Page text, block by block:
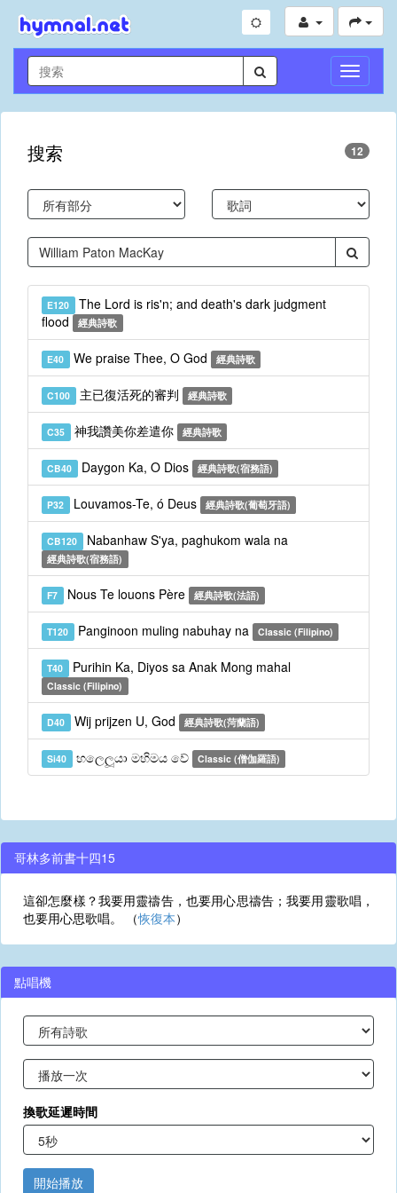
切
換
導
搜索 12
E120 The Lord is ris'n; and death's dark judgment
flood
經典詩歌
E40 We praise Thee, O God 經典詩歌
C100 主已復活死的審判 經典詩歌
C35 神我讚美你差遣你 經典詩歌
CB40 Daygon Ka, O Dios 經典詩歌(宿務語)
P32 Louvamos-Te, ó Deus 經典詩歌(葡萄牙語)
CB120 Nabanhaw S'ya, paghukom wala na
經典詩歌(宿務語)
F7 Nous Te louons Père 經典詩歌(法語)
T120 Panginoon muling nabuhay na Classic (Filipino)
T40 Purihin Ka, Diyos sa Anak Mong mahal
Classic (Filipino)
D40 Wij prijzen U, God 經典詩歌(菏蘭語)
Si40 හලෙලූයා මහිමය වේ Classic (僧伽羅語)
哥林多前書十四15
這卻怎麼樣？我要用靈禱告，也要用心思禱告；我要用靈歌唱，
也要用心思歌唱。 （恢復本）
點唱機
換歌延遲時間
開始播放